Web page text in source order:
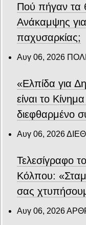
Πού πήγαν τα
Ανάκαμψης
παχυσαρκίας;
Αυγ 06, 2026
«Ελπίδα για
είναι το
διεφθαρμένο
Αυγ 06, 2026
Τελεσίγραφο
Κόλπου:
σας
Αυγ 06, 2026